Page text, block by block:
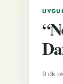
9 dk